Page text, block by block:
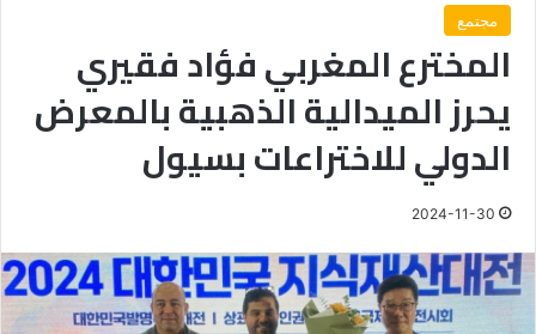
مجتمع
المخترع المغربي فؤاد فقيري
يحرز الميدالية الذهبية بالمعرض
الدولي للاختراعات بسيول
2024-11-30